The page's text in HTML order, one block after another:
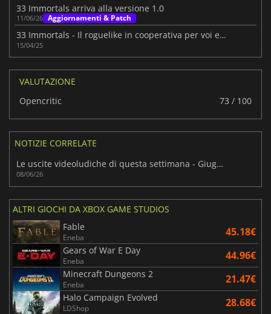
33 Immortals arriva alla versione 1.0
11/06/26 Aggiornamenti & Patch
33 Immortals - Il roguelike in cooperativa per voi e i vostri 32 amici
15/04/25
VALUTAZIONE
Opencritic
73 / 100
NOTIZIE CORRELATE
Le uscite videoludiche di questa settimana - Giugno 2026 (Settimana 24)
08/06/26
ALTRI GIOCHI DA XBOX GAME STUDIOS
Fable
Eneba 45.18€
Gears of War E Day
Eneba 44.96€
Minecraft Dungeons 2
Eneba 21.47€
Halo Campaign Evolved
LDShop 28.68€